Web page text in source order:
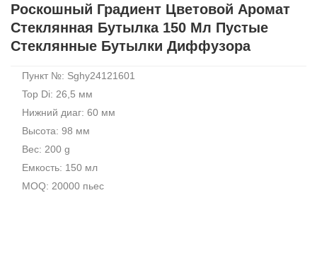
Роскошный Градиент Цветовой Аромат
Стеклянная Бутылка 150 Мл Пустые
Стеклянные Бутылки Диффузора
Пункт №: Sghy24121601
Top Di: 26,5 мм
Нижний диаг: 60 мм
Высота: 98 мм
Вес: 200 g
Емкость: 150 мл
MOQ: 20000 пьес